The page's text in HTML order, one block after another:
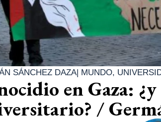
SÁNCHEZ DAZA| MUNDO,
en Gaza:
/